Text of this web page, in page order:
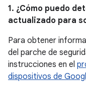
1. ¿Cómo puedo
actualizado para
Para obtener
del parche de
instrucciones en el
dispositivos de